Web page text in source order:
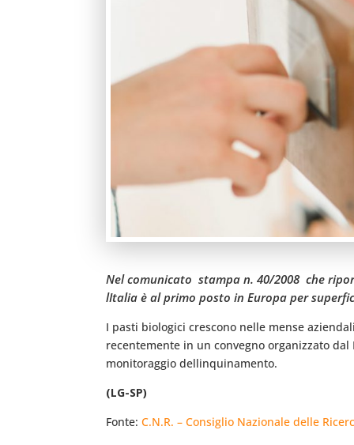
Nel comunicato  stampa n. 40/2008  che
lItalia è al primo posto in Europa per
I pasti biologici crescono nelle mense
recentemente in un convegno organizzato
monitoraggio dellinquinamento.
(LG-SP)
Fonte:C.N.R. – Consiglio Nazionale delle